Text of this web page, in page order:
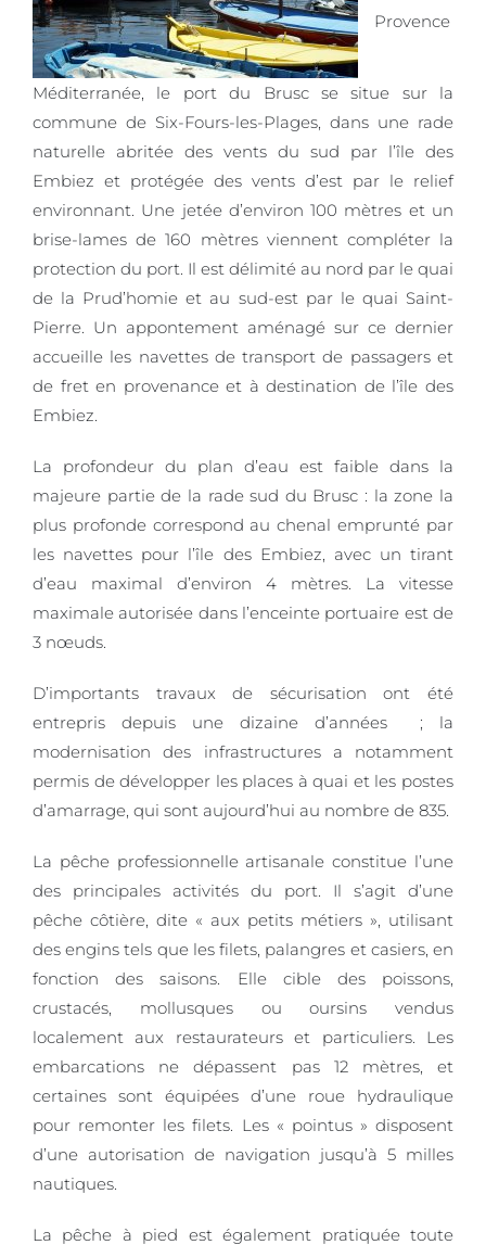
Provence
Méditerranée, le port du Brusc se situe sur la
commune de Six-Fours-les-Plages, dans une rade
naturelle abritée des vents du sud par l’île des
Embiez et protégée des vents d’est par le relief
environnant. Une jetée d’environ 100 mètres et un
brise-lames de 160 mètres viennent compléter la
protection du port. Il est délimité au nord par le quai
de la Prud’homie et au sud-est par le quai Saint-
Pierre. Un appontement aménagé sur ce dernier
accueille les navettes de transport de passagers et
de fret en provenance et à destination de l’île des
Embiez.
La profondeur du plan d’eau est faible dans la
majeure partie de la rade sud du Brusc : la zone la
plus profonde correspond au chenal emprunté par
les navettes pour l’île des Embiez, avec un tirant
d’eau maximal d’environ 4 mètres. La vitesse
maximale autorisée dans l’enceinte portuaire est de
3 nœuds.
D’importants travaux de sécurisation ont été
entrepris depuis une dizaine d’années ; la
modernisation des infrastructures a notamment
permis de développer les places à quai et les postes
d’amarrage, qui sont aujourd’hui au nombre de 835.
La pêche professionnelle artisanale constitue l’une
des principales activités du port. Il s’agit d’une
pêche côtière, dite « aux petits métiers », utilisant
des engins tels que les filets, palangres et casiers, en
fonction des saisons. Elle cible des poissons,
crustacés, mollusques ou oursins vendus
localement aux restaurateurs et particuliers. Les
embarcations ne dépassent pas 12 mètres, et
certaines sont équipées d’une roue hydraulique
pour remonter les filets. Les « pointus » disposent
d’une autorisation de navigation jusqu’à 5 milles
nautiques.
La pêche à pied est également pratiquée toute